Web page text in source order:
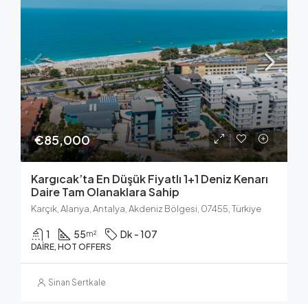
€85,000
Kargıcak’ta En Düşük Fiyatlı 1+1 Deniz Kenarı
Daire Tam Olanaklara Sahip
Karçık, Alanya, Antalya, Akdeniz Bölgesi, 07455, Türkiye
1 55m² Dk - 107
DAIRE, HOT OFFERS
Sinan Sertkale